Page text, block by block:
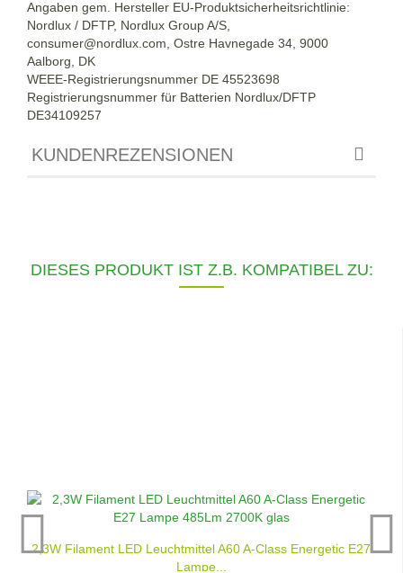
Angaben gem. Hersteller EU-Produktsicherheitsrichtlinie:
Nordlux / DFTP, Nordlux Group A/S,
consumer@nordlux.com, Ostre Havnegade 34, 9000
Aalborg, DK
WEEE-Registrierungsnummer DE 45523698
Registrierungsnummer für Batterien Nordlux/DFTP
DE34109257
KUNDENREZENSIONEN
DIESES PRODUKT IST Z.B. KOMPATIBEL ZU:
2,3W Filament LED Leuchtmittel A60 A-Class Energetic E27
Lampe...